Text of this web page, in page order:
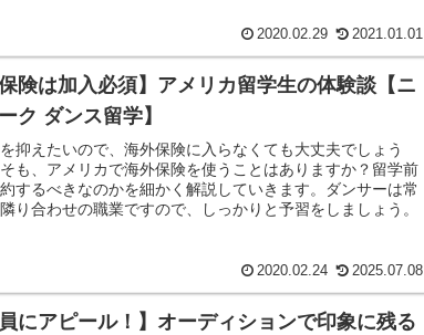
2020.02.29 2021.01.01
保険は加入必須】アメリカ留学生の体験談【ニ
ーク ダンス留学】
抑えたいので、海外保険に入らなくても大丈夫でしょう
も、アメリカで海外保険を使うことはありますか？留学前
するべきなのかを細かく解説していきます。ダンサーは常
り合わせの職業ですので、しっかりと予習をしましょう。
2020.02.24 2025.07.08
員にアピール！】オーディションで印象に残る